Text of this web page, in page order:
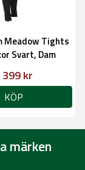
Meadow Tights
Svart, Dam
399 kr
KÖP
märken